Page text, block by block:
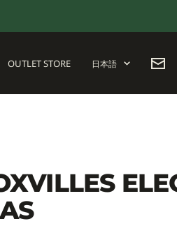
OUTLET STORE
言
日本語
ニ
ー